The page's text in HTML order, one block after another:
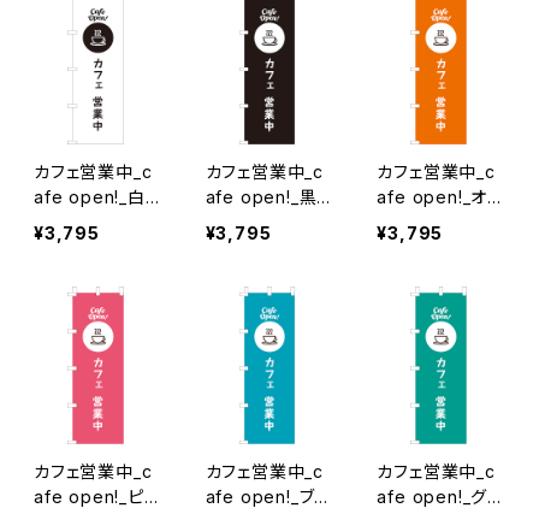
カフェ営業中_c
afe open!_白×
黒文字 のぼり旗
¥3,795
カフェ営業中_c
afe open!_黒
のぼり旗
¥3,795
カフェ営業中_c
afe open!_オレ
ンジ のぼり旗
¥3,795
カフェ営業中_c
afe open!_ピン
カフェ営業中_c
afe open!_ブル
カフェ営業中_c
afe open!_グリ